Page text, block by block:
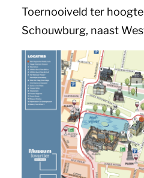
Toernooiveld ter
Schouwburg, naast